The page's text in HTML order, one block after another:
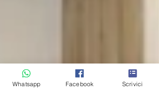
Whatsapp Facebook Scrivici